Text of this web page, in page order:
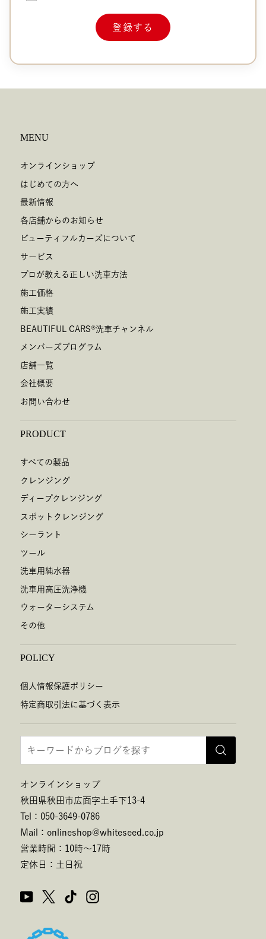
MENU
オンラインショップ
はじめての方へ
最新情報
各店舗からのお知らせ
ビューティフルカーズについて
サービス
プロが教える正しい洗車方法
施工価格
施工実績
BEAUTIFUL CARS®洗車チャンネル
メンバーズプログラム
店舗一覧
会社概要
お問い合わせ
PRODUCT
すべての製品
クレンジング
ディープクレンジング
スポットクレンジング
シーラント
ツール
洗車用純水器
洗車用高圧洗浄機
ウォーターシステム
その他
POLICY
個人情報保護ポリシー
特定商取引法に基づく表示
オンラインショップ
秋田県秋田市広面字土手下13-4
Tel：050-3649-0786
Mail：onlineshop@whiteseed.co.jp
営業時間：10時～17時
定休日：土日祝